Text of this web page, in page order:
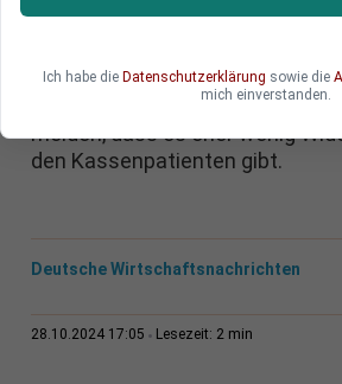
scheinbar nicht gegen die
Versicherer AOK, Techniker,
insgesamt mehr als 50 Millionen
melden, dass es eher wenig
den Kassenpatienten gibt.
Deutsche Wirtschaftsnachrichten
28.10.2024 17:05 Lesezeit: 2 min
Ich habe die Datenschutzerklärung sowie die
mich einverstanden.